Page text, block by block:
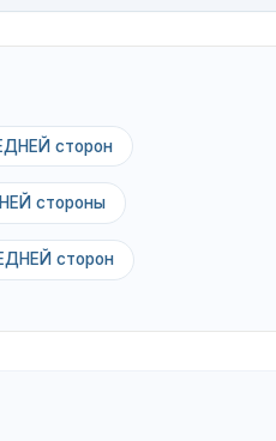
сторон
стороны
сторон